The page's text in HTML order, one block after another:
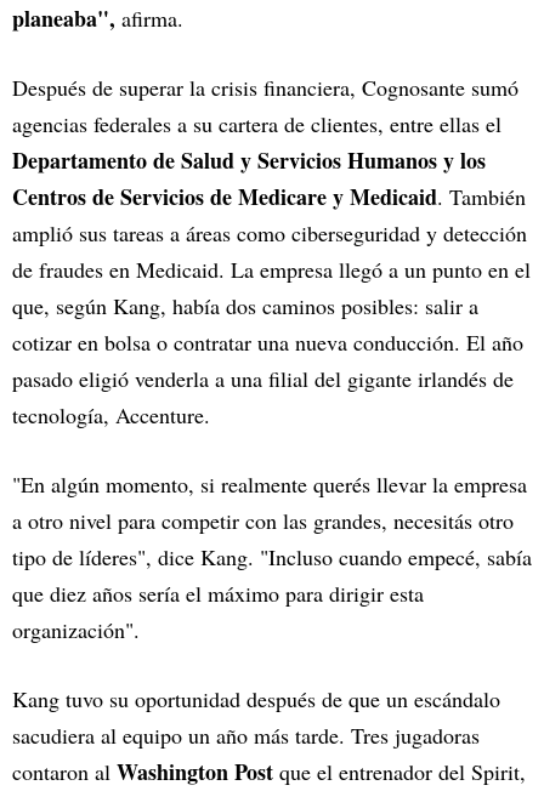
planeaba", afirma.
Después de superar la crisis financiera, Cognosante sumó
agencias federales a su cartera de clientes, entre ellas el
Departamento de Salud y Servicios Humanos y los
Centros de Servicios de Medicare y Medicaid. También
amplió sus tareas a áreas como ciberseguridad y detección
de fraudes en Medicaid. La empresa llegó a un punto en el
que, según Kang, había dos caminos posibles: salir a
cotizar en bolsa o contratar una nueva conducción. El año
pasado eligió venderla a una filial del gigante irlandés de
tecnología, Accenture.
"En algún momento, si realmente querés llevar la empresa
a otro nivel para competir con las grandes, necesitás otro
tipo de líderes", dice Kang. "Incluso cuando empecé, sabía
que diez años sería el máximo para dirigir esta
organización".
Kang tuvo su oportunidad después de que un escándalo
sacudiera al equipo un año más tarde. Tres jugadoras
contaron al Washington Post que el entrenador del Spirit,